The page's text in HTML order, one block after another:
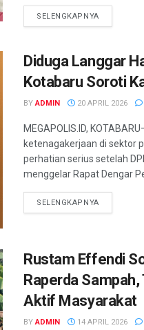
SELENGKAPNYA
Diduga Langgar
Kotabaru Soroti
BY ADMIN 20 APRIL 2026
MEGAPOLIS.ID,
ketenagakerjaan di sektor
perhatian serius setelah
menggelar Rapat Dengar
SELENGKAPNYA
Rustam Effendi
Raperda
Aktif Masyarakat
BY ADMIN 14 APRIL 2026